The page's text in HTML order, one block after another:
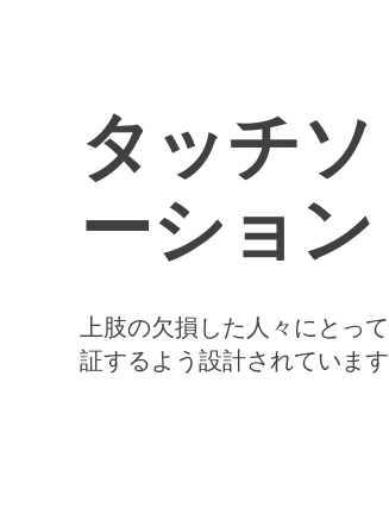
タッチ
ーション
上肢の欠損した人々にとっ
証するよう設計されています